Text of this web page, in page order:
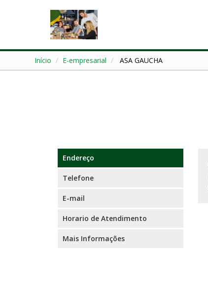
Início E-empresarial ASA GAUCHA
Endereço
Telefone
E-mail
Horario de Atendimento
Mais Informações